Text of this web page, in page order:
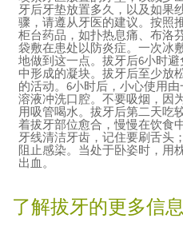
牙后牙垫放置多久，以及如果
骤，请遵从牙医的建议。按照
柜台药品，如扑热息痛、布洛
袋敷在患处以防炎症。一次冰
地做到这一点。拔牙后6小时
中形成的凝块。拔牙后至少放
的活动。6小时后，小心使用
溶液冲洗口腔。不要吸烟，因
用吸管喝水。拔牙后第二天吃
着拔牙部位愈合，慢慢在饮食
牙线清洁牙齿，记住要刷舌头
阻止感染。当处于卧姿时，用
出血。
了解拔牙的更多信息